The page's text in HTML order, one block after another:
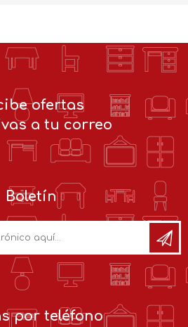
ofertas
a tu correo
Boletín
por teléfono